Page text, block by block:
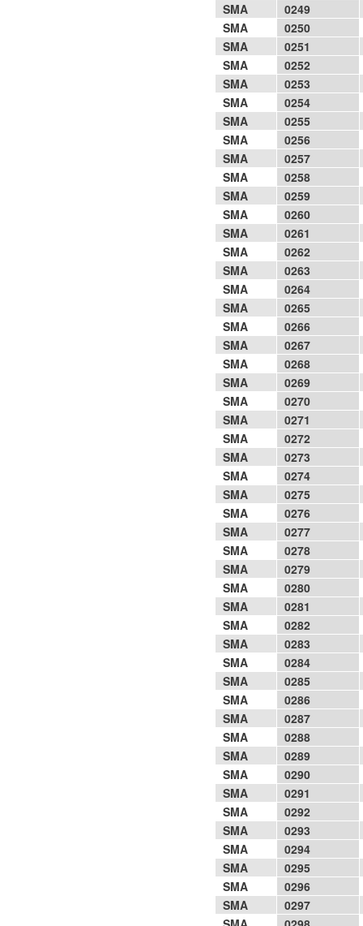
SMA
0249
SMA
0250
SMA
0251
SMA
0252
SMA
0253
SMA
0254
SMA
0255
SMA
0256
SMA
0257
SMA
0258
SMA
0259
SMA
0260
SMA
0261
SMA
0262
SMA
0263
SMA
0264
SMA
0265
SMA
0266
SMA
0267
SMA
0268
SMA
0269
SMA
0270
SMA
0271
SMA
0272
SMA
0273
SMA
0274
SMA
0275
SMA
0276
SMA
0277
SMA
0278
SMA
0279
SMA
0280
SMA
0281
SMA
0282
SMA
0283
SMA
0284
SMA
0285
SMA
0286
SMA
0287
SMA
0288
SMA
0289
SMA
0290
SMA
0291
SMA
0292
SMA
0293
SMA
0294
SMA
0295
SMA
0296
SMA
0297